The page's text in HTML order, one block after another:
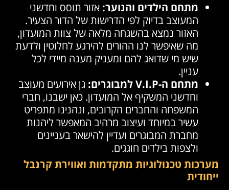
מתחם הילדים והנוער: אזור תוסס וחדשני
המעוצב בדיוק לפי הדרישות של הדור הצעיר.
האזור נמצא בהשגחה מלאה של צוות המועדון,
מה שאיפשר לנו ההורים להירגע לחלוטין ולדעת
שיש מי שדואג להם ומעניק מענה מיידי לכל
עניין.
מתחם ה-V.I.P למבוגרים:
גן אירועים מעוצב
וחדשני המשקיף אל המועדון. כאן ישבנו, חברי
המשפחה והחברים הקרובים, ונהנינו מתפריט
עשיר במיוחד ועיצוב מרהיב המאפשר ליהנות
מחברת המבוגרים ועדיין להישאר בעניינים
ולצפות בילדים חוגגים.
מערכות טכנולוגיות מתקדמות ואווירת קרנבל
ייחודית